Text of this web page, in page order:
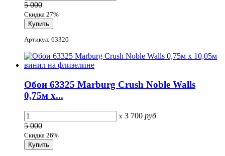
5 000
Скидка 27%
Артикул: 63320
Обои 63325 Marburg Crush Noble Walls
0,75м x...
x 3 700 руб
5 000
Скидка 26%